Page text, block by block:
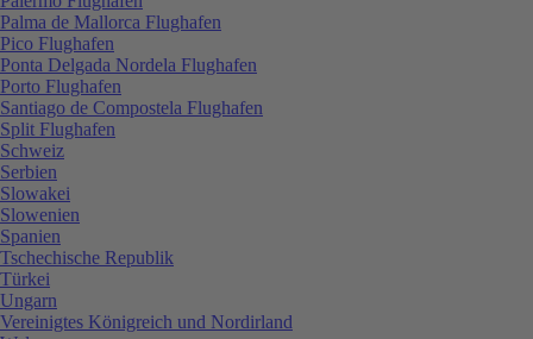
Palma de Mallorca Flughafen
Pico Flughafen
Ponta Delgada Nordela Flughafen
Porto Flughafen
Santiago de Compostela Flughafen
Split Flughafen
Schweiz
Serbien
Slowakei
Slowenien
Spanien
Tschechische Republik
Türkei
Ungarn
Vereinigtes Königreich und Nordirland